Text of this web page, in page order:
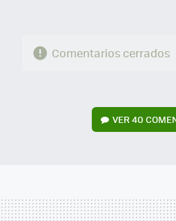
Comentarios cerrados
VER40